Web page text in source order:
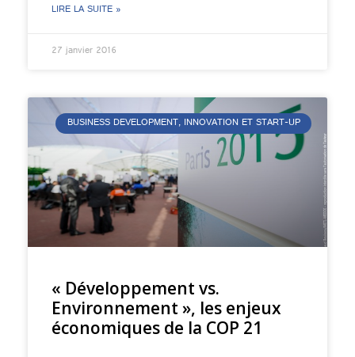
LIRE LA SUITE »
27 janvier 2016
BUSINESS DEVELOPMENT, INNOVATION ET START-UP
« Développement vs.
Environnement », les enjeux
économiques de la COP 21